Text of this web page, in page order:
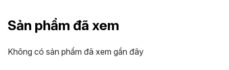
Sản phẩm đã xem
Không có sản phẩm đã xem gần đây